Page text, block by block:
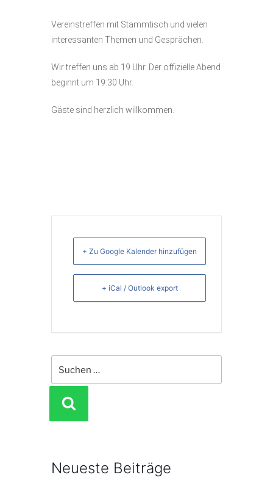
Vereinstreffen mit Stammtisch und vielen
interessanten Themen und Gesprächen.
Wir treffen uns ab 19 Uhr. Der offizielle Abend
beginnt um 19:30 Uhr.
Gäste sind herzlich willkommen.
+ Zu Google Kalender hinzufügen
+ iCal / Outlook export
nach:
Neueste Beiträge